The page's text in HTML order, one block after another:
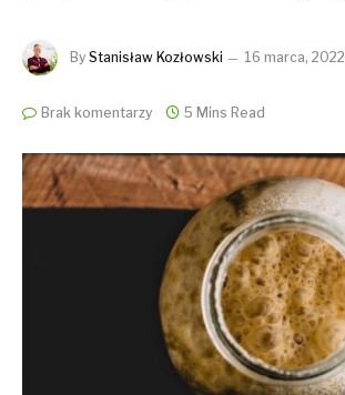
By Stanisław Kozłowski 16 marca, 2022
Brak komentarzy 5 Mins Read